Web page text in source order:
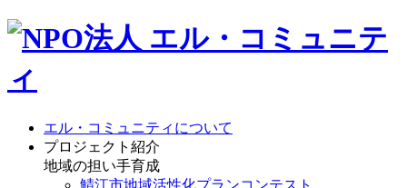
エル・コミュニティについて
プロジェクト紹介
地域の担い手育成
鯖江市地域活性化プランコンテスト